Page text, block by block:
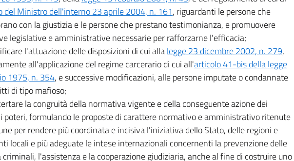
del Ministro dell'interno 23 aprile 2004, n. 161, riguardanti le persone che
con la giustizia e le persone che prestano testimonianza, e promuovere
legislative e amministrative necessarie per rafforzarne l'efficacia;
l'attuazione delle disposizioni di cui allalegge 23 dicembre 2002, n. 279,
all'applicazione del regime carcerario di cui all'articolo 41-bis della legge
1975, n. 354, e successive modificazioni, alle persone imputate o condannate
di tipo mafioso;
la congruità della normativa vigente e della conseguente azione dei
poteri, formulando le proposte di carattere normativo e amministrativo ritenute
per rendere più coordinata e incisiva l'iniziativa dello Stato, delle regioni e
locali e più adeguate le intese internazionali concernenti la prevenzione delle
l'assistenza e la cooperazione giudiziaria, anche al fine di costruire uno